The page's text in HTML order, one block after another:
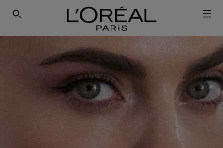
ΕΓΓΡΑΦΕΙΤΕ ΣΤΟ NEWSLETTER!
SEARCH THIS SITE